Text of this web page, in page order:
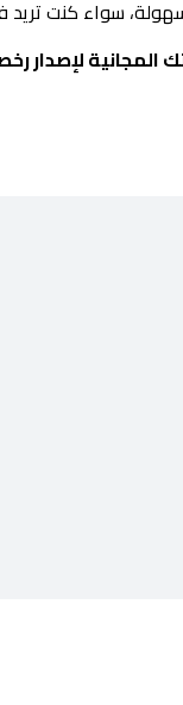
سواء كنت
لإصدار